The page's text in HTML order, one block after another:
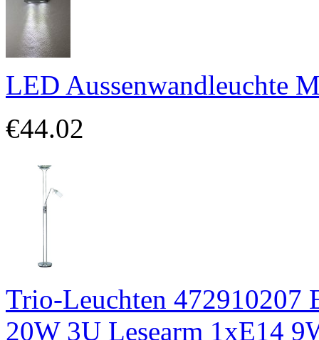
LED Aussenwandleuchte
€44.02
Trio-Leuchten 472910207
20W 3U Lesearm 1xE14